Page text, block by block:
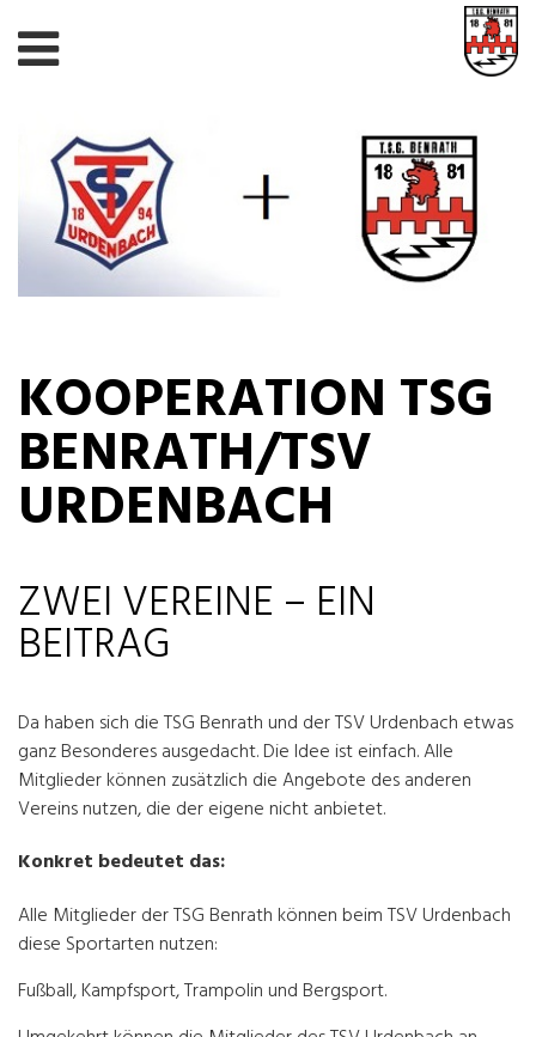
KOOPERATION TSG
BENRATH/TSV
URDENBACH
ZWEI VEREINE – EIN
BEITRAG
Da haben sich die TSG Benrath und der TSV Urdenbach etwas
ganz Besonderes ausgedacht. Die Idee ist einfach. Alle
Mitglieder können zusätzlich die Angebote des anderen
Vereins nutzen, die der eigene nicht anbietet.
Konkret bedeutet das:
Alle Mitglieder der TSG Benrath können beim TSV Urdenbach
diese Sportarten nutzen:
Fußball, Kampfsport, Trampolin und Bergsport.